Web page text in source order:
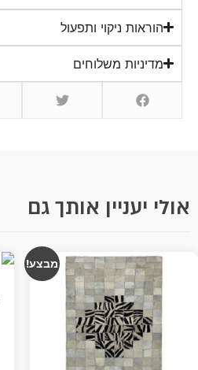
הוראות ניקוי ותפעול
מדיניות משלוחים
אולי יעניין אותך גם
מבצע!